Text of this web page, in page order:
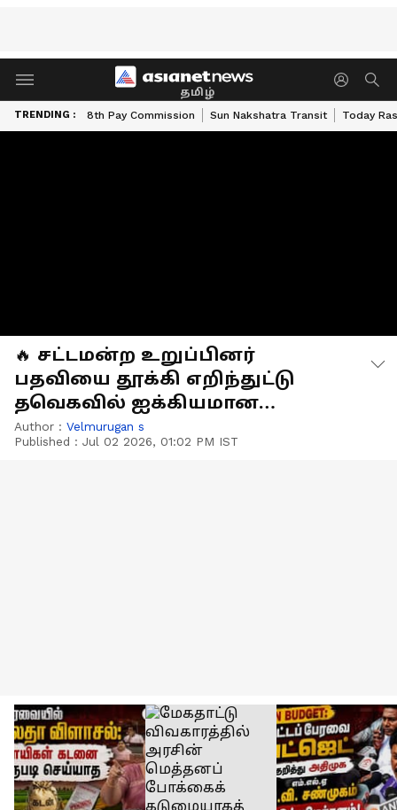
தமிழ்
TRENDING : 8th Pay Commission Sun Nakshatra Transit Today
🔥 சட்டமன்ற உறுப்பினர்
பதவியை தூக்கி எறிந்துட்டு
தவெகவில் ஐக்கியமான
விஜயபாஸ்கர்!
Author : Velmurugan s
Published : Jul 02 2026, 01:02 PM IST